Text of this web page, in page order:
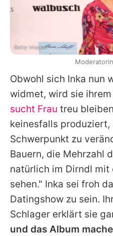
Obwohl sich Inka nun
widmet, wird sie
sucht Frau treu
keinesfalls produziert,
Schwerpunkt zu
Bauern, die Mehrzahl
natürlich im Dirndl mit
sehen." Inka sei froh
Datingshow zu sein.
Schlager erklärt sie
und das Album
Getty Images